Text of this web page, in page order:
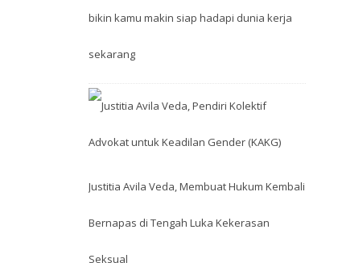
bikin kamu makin siap hadapi dunia kerja
sekarang
Justitia Avila Veda, Membuat Hukum Kembali
Bernapas di Tengah Luka Kekerasan
Seksual